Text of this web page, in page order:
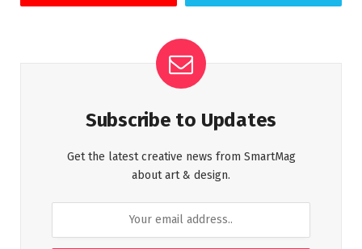
Subscribe to Updates
Get the latest creative news from SmartMag
about art & design.